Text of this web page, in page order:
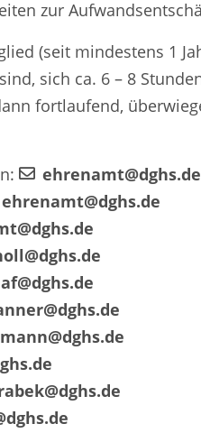
zur
(seit mindestens 1
sich ca. 6 – 8
fortlaufend,
ehrenamt@dghs.de
ehrenamt@dghs.de